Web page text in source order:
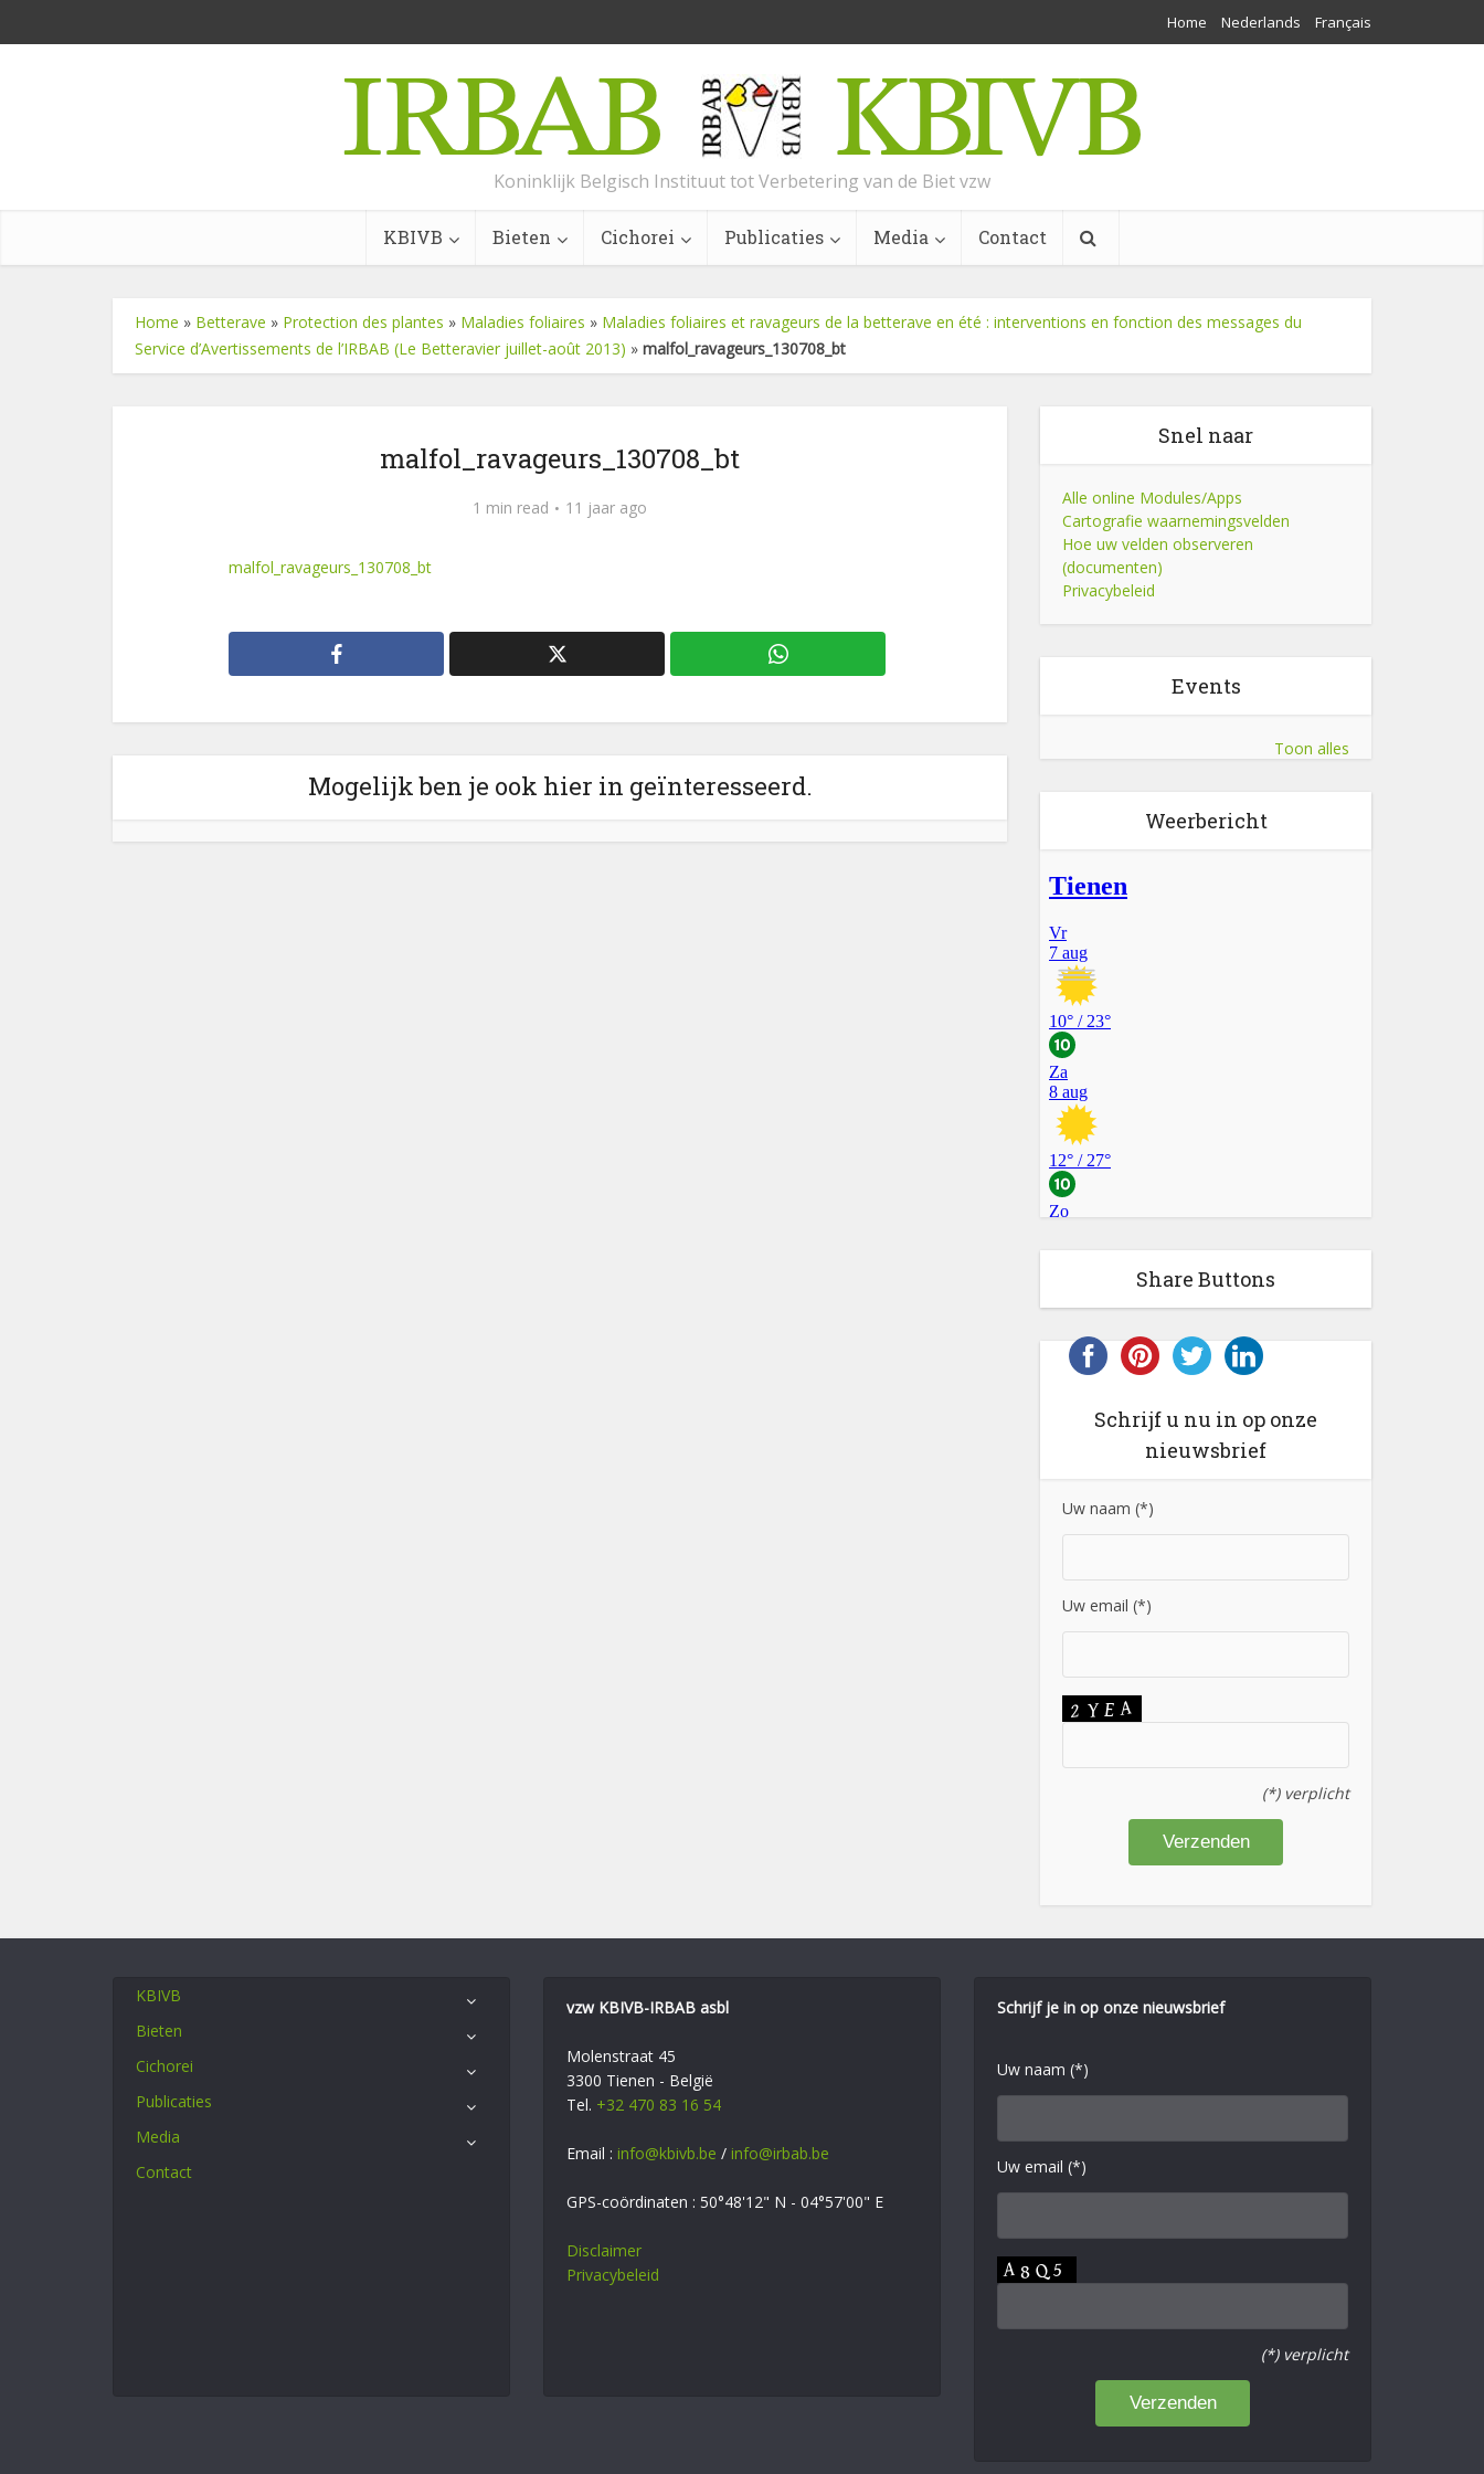
Home Nederlands Français
Koninklijk Belgisch Instituut tot Verbetering van de Biet vzw
KBIVB Bieten Cichorei Publicaties Media Contact
Home » Betterave » Protection des plantes » Maladies foliaires » Maladies foliaires et ravageurs de la betterave en été : interventions en fonction des messages du
Service d’Avertissements de l’IRBAB (Le Betteravier juillet-août 2013) » malfol_ravageurs_130708_bt
malfol_ravageurs_130708_bt
1 min read 11 jaar ago
malfol_ravageurs_130708_bt
Mogelijk ben je ook hier in geïnteresseerd.
Snel naar
Alle online Modules/Apps
Cartografie waarnemingsvelden
Hoe uw velden observeren
(documenten)
Privacybeleid
Events
Toon alles
Weerbericht
Share Buttons
Schrijf u nu in op onze
nieuwsbrief
Uw naam (*)
Uw email (*)
(*) verplicht
KBIVB
Bieten
Cichorei
Publicaties
Media
Contact
vzw KBIVB-IRBAB asbl
Molenstraat 45
3300 Tienen - België
Tel. +32 470 83 16 54
Email : info@kbivb.be / info@irbab.be
GPS-coördinaten : 50°48'12" N - 04°57'00" E
Disclaimer
Privacybeleid
Schrijf je in op onze nieuwsbrief
Uw naam (*)
Uw email (*)
(*) verplicht